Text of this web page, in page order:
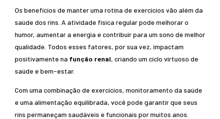
Os benefícios de manter uma rotina de exercícios vão além da
saúde dos rins. A atividade física regular pode melhorar o
humor, aumentar a energia e contribuir para um sono de melhor
qualidade. Todos esses fatores, por sua vez, impactam
positivamente na função renal, criando um ciclo virtuoso de
saúde e bem-estar.
Com uma combinação de exercícios, monitoramento da saúde
e uma alimentação equilibrada, você pode garantir que seus
rins permaneçam saudáveis e funcionais por muitos anos.